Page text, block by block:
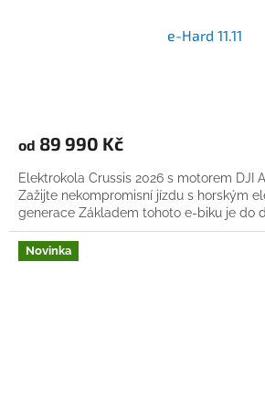
e-Hard 11.11
od 89 990 Kč
Elektrokola Crussis 2026 s motorem DJI
Zažijte nekompromisní jízdu s horským
generace Základem tohoto e-biku je do
Novinka